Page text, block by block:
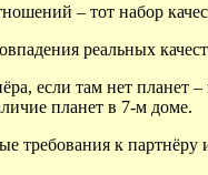
– тот набор
реальных
если там нет планет
планет в 7-м доме.
требования к